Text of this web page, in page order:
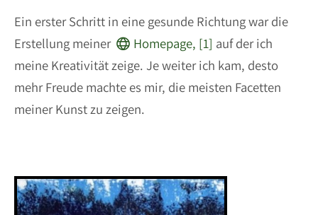
Ein erster Schritt in eine gesunde Richtung war die
Erstellung meiner
Homepage, [1] auf der ich
meine Kreativität zeige. Je weiter ich kam, desto
mehr Freude machte es mir, die meisten Facetten
meiner Kunst zu zeigen.